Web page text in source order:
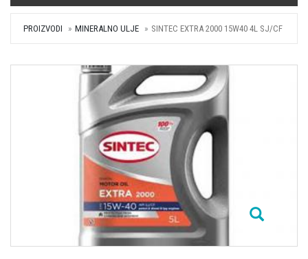
PROIZVODI MINERALNO ULJE SINTEC EXTRA 2000 15W40 4L SJ/CF